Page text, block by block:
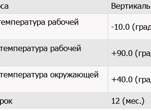
рабочей
-10.0
рабочей
+90.0
окружающей
+40.0
12 (мес.)